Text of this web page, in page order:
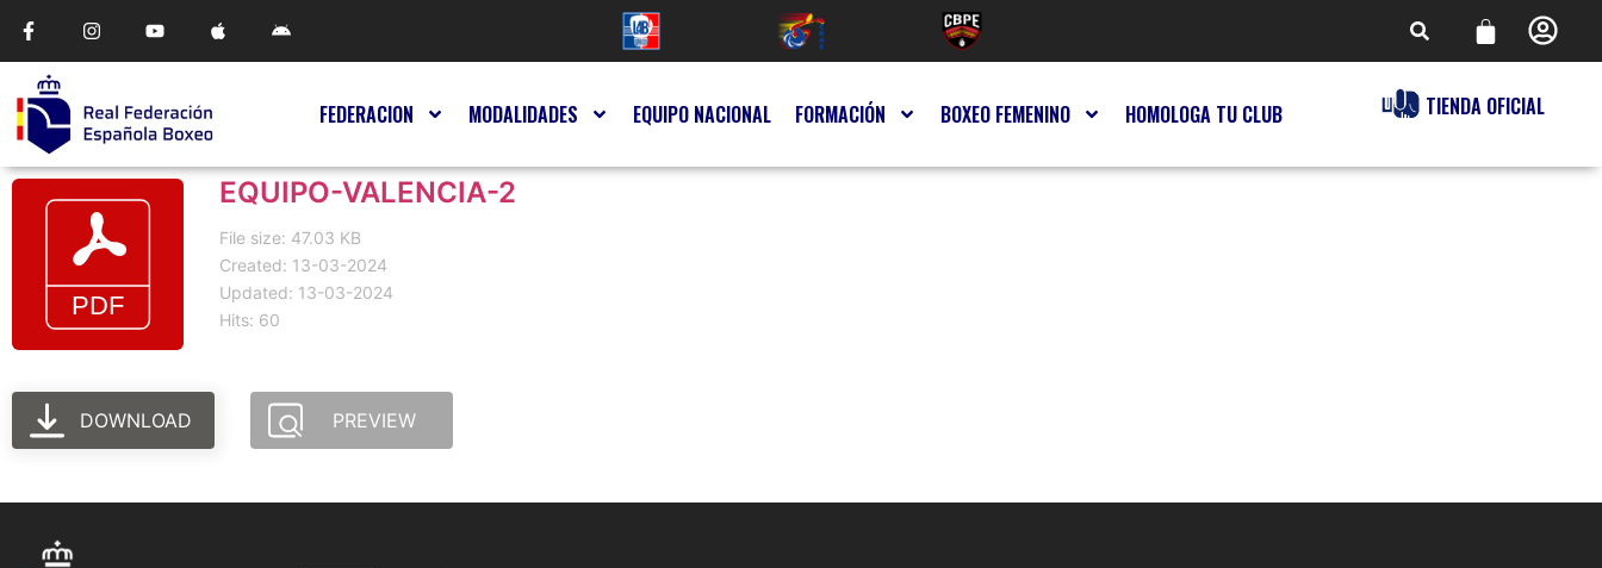
FEDERACION MODALIDADES EQUIPO NACIONAL FORMACIÓN BOXEO FEMENINO HOMOLOGA TU CLUB TIENDA OFICIAL
EQUIPO-VALENCIA-2
File size: 47.03 KB
Created: 13-03-2024
Updated: 13-03-2024
Hits: 60
DOWNLOAD PREVIEW